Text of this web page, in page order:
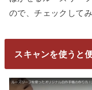
ので、チェックして
スキャンを使うと